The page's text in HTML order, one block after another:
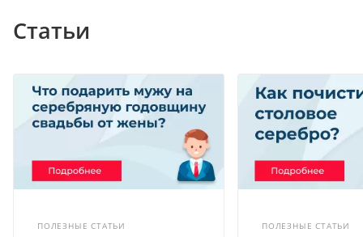
Статьи
ПОЛЕЗНЫЕ СТАТЬИ
ПОЛЕЗНЫЕ СТАТЬИ